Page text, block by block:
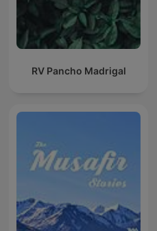
RV Pancho Madrigal